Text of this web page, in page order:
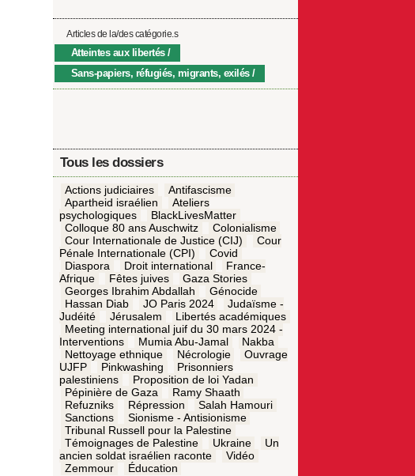
Articles de la/des catégorie.s
Atteintes aux libertés
Sans-papiers, réfugiés, migrants, exilés
Tous les dossiers
Actions judiciaires
Antifascisme
Apartheid israélien
Ateliers
psychologiques
BlackLivesMatter
Colloque 80 ans Auschwitz
Colonialisme
Cour Internationale de Justice (CIJ)
Cour
Pénale Internationale (CPI)
Covid
Diaspora
Droit international
France-
Afrique
Fêtes juives
Gaza Stories
Georges Ibrahim Abdallah
Génocide
Hassan Diab
JO Paris 2024
Judaïsme -
Judéité
Jérusalem
Libertés académiques
Meeting international juif du 30 mars 2024 -
Interventions
Mumia Abu-Jamal
Nakba
Nettoyage ethnique
Nécrologie
Ouvrage
UJFP
Pinkwashing
Prisonniers
palestiniens
Proposition de loi Yadan
Pépinière de Gaza
Ramy Shaath
Refuzniks
Répression
Salah Hamouri
Sanctions
Sionisme - Antisionisme
Tribunal Russell pour la Palestine
Témoignages de Palestine
Ukraine
Un
ancien soldat israélien raconte
Vidéo
Zemmour
Éducation